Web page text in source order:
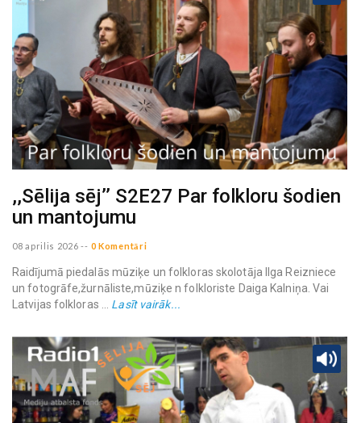
,,Sēlija sēj’’ S2E27 Par folkloru šodien
un mantojumu
08 aprilis 2026 -- 0 Komentāri
Raidījumā piedalās mūziķe un folkloras skolotāja Ilga Reizniece
un fotogrāfe,žurnāliste,mūziķe n folkloriste Daiga Kalniņa. Vai
Latvijas folkloras ... Lasīt vairāk...